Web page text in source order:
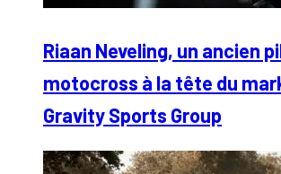
Riaan Neveling, un ancien
motocross à la tête du
Gravity Sports Group